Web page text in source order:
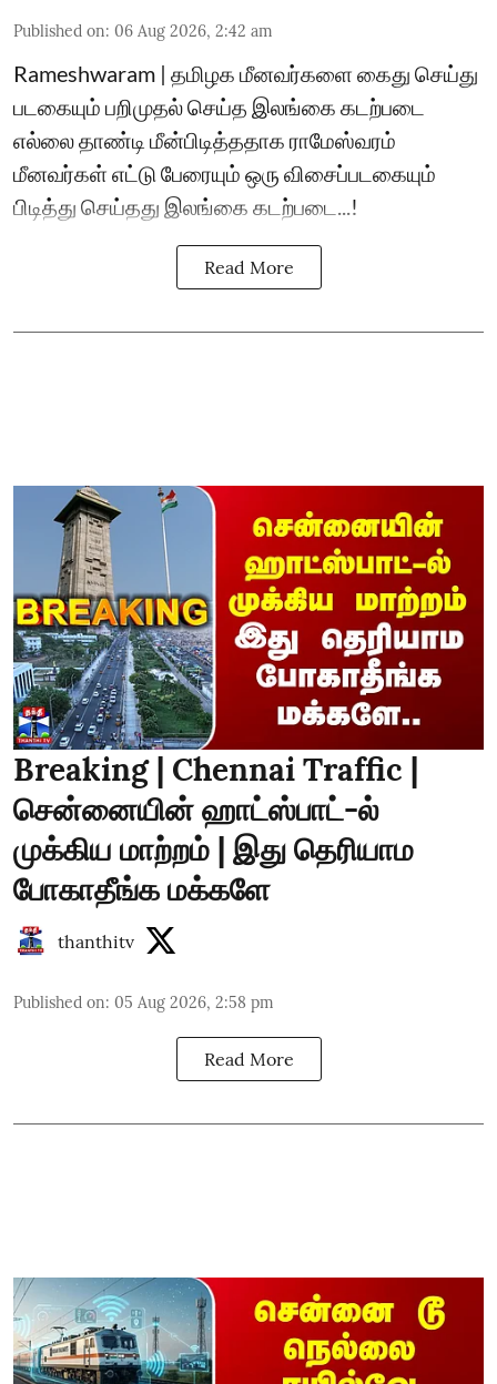
Published on: 06 Aug 2026, 2:42 am
Rameshwaram | தமிழக மீனவர்களை கைது செய்து
படகையும் பறிமுதல் செய்த இலங்கை கடற்படை
எல்லை தாண்டி மீன்பிடித்ததாக ராமேஸ்வரம்
மீனவர்கள் எட்டு பேரையும் ஒரு விசைப்படகையும்
பிடித்து செய்தது இலங்கை கடற்படை...!
Read More
Breaking | Chennai Traffic |
சென்னையின் ஹாட்ஸ்பாட்-ல்
முக்கிய மாற்றம் | இது தெரியாம
போகாதீங்க மக்களே
thanthitv
Published on: 05 Aug 2026, 2:58 pm
Read More